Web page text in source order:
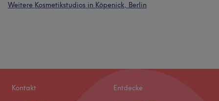
Weitere Kosmetikstudios in Köpenick, Berlin
Kontakt Entdecke